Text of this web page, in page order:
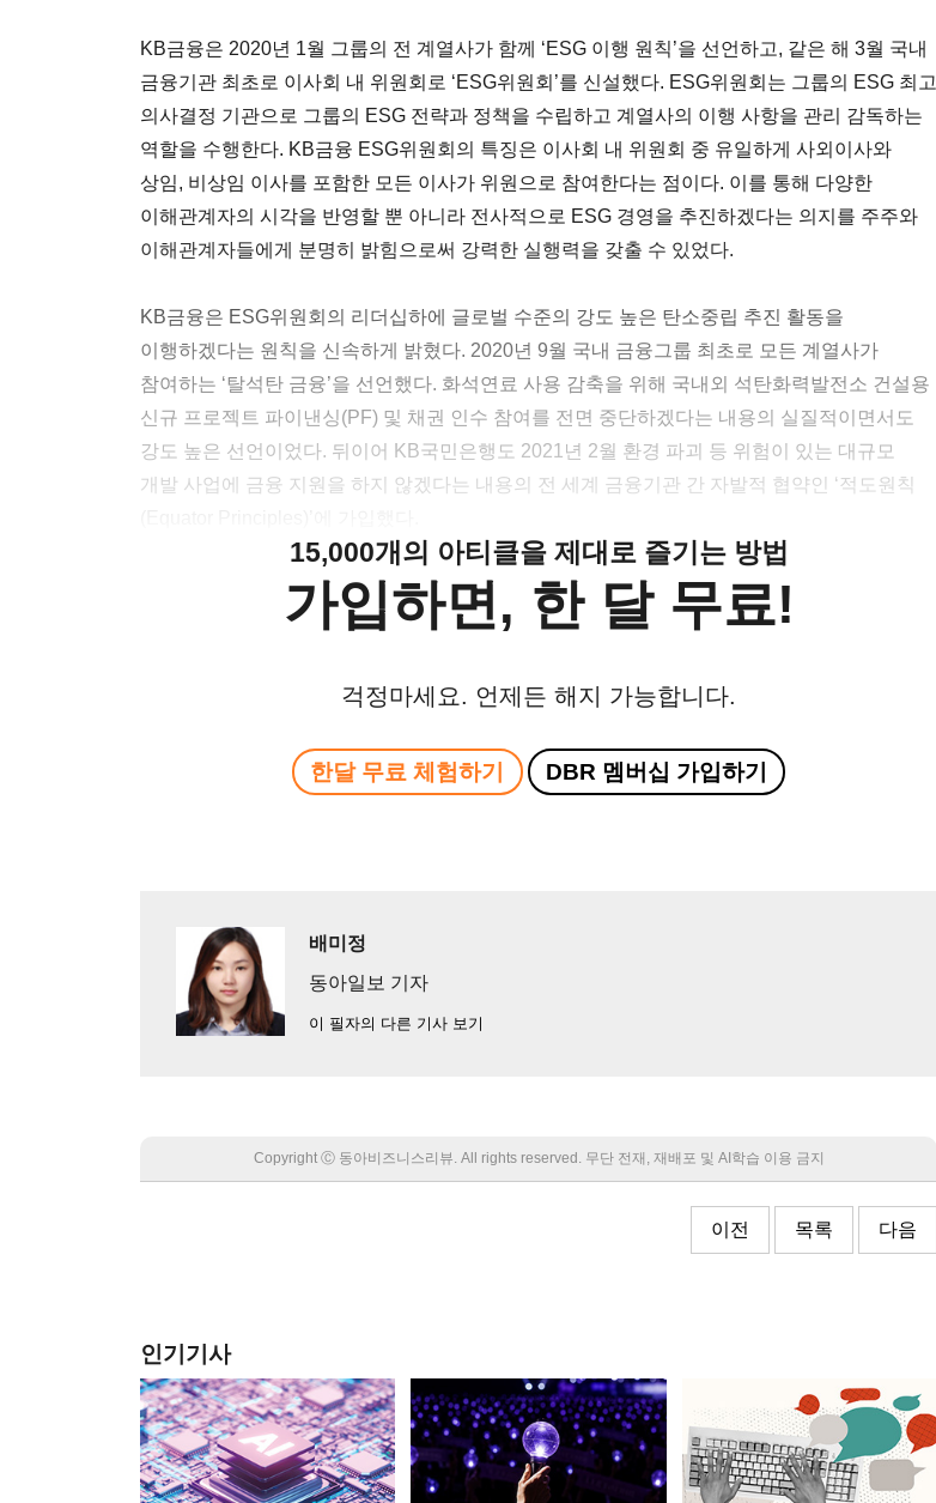
KB금융은 2020년 1월 그룹의 전 계열사가 함께 ‘ESG 이행 원칙’을 선언하고, 같은 해 3월 국내
금융기관 최초로 이사회 내 위원회로 ‘ESG위원회’를 신설했다. ESG위원회는 그룹의 ESG 최고
의사결정 기관으로 그룹의 ESG 전략과 정책을 수립하고 계열사의 이행 사항을 관리 감독하는
역할을 수행한다. KB금융 ESG위원회의 특징은 이사회 내 위원회 중 유일하게 사외이사와
상임, 비상임 이사를 포함한 모든 이사가 위원으로 참여한다는 점이다. 이를 통해 다양한
이해관계자의 시각을 반영할 뿐 아니라 전사적으로 ESG 경영을 추진하겠다는 의지를 주주와
이해관계자들에게 분명히 밝힘으로써 강력한 실행력을 갖출 수 있었다.
KB금융은 ESG위원회의 리더십하에 글로벌 수준의 강도 높은 탄소중립 추진 활동을
이행하겠다는 원칙을 신속하게 밝혔다. 2020년 9월 국내 금융그룹 최초로 모든 계열사가
참여하는 ‘탈석탄 금융’을 선언했다. 화석연료 사용 감축을 위해 국내외 석탄화력발전소 건설용
신규 프로젝트 파이낸싱(PF) 및 채권 인수 참여를 전면 중단하겠다는 내용의 실질적이면서도
강도 높은 선언이었다. 뒤이어 KB국민은행도 2021년 2월 환경 파괴 등 위험이 있는 대규모
개발 사업에 금융 지원을 하지 않겠다는 내용의 전 세계 금융기관 간 자발적 협약인 ‘적도원칙
15,000개의 아티클을 제대로 즐기는 방법
가입하면, 한 달 무료!
걱정마세요. 언제든 해지 가능합니다.
한달 무료 체험하기 DBR 멤버십 가입하기
배미정
동아일보 기자
이 필자의 다른 기사 보기
Copyright Ⓒ 동아비즈니스리뷰. All rights reserved. 무단 전재, 재배포 및 AI학습 이용 금지
이전 목록 다음
인기기사